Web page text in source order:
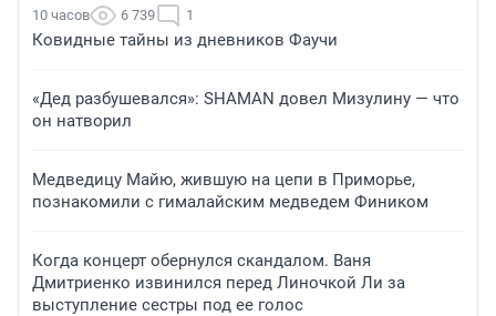
10 часов 6 739 1
Ковидные тайны из дневников Фаучи
«Дед разбушевался»: SHAMAN довел Мизулину — что
он натворил
Медведицу Майю, жившую на цепи в Приморье,
познакомили с гималайским медведем Фиником
Когда концерт обернулся скандалом. Ваня
Дмитриенко извинился перед Линочкой Ли за
выступление сестры под ее голос